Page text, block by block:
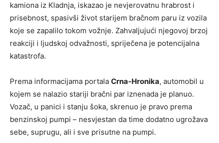
kamiona iz Kladnja, iskazao je nevjerovatnu hrabrost i
prisebnost, spasivši život starijem bračnom paru iz vozila
koje se zapalilo tokom vožnje. Zahvaljujući njegovoj brzoj
reakciji i ljudskoj odvažnosti, spriječena je potencijalna
katastrofa.
Prema informacijama portala Crna-Hronika, automobil u
kojem se nalazio stariji bračni par iznenada je planuo.
Vozač, u panici i stanju šoka, skrenuo je pravo prema
benzinskoj pumpi – nesvjestan da time dodatno ugrožava
sebe, suprugu, ali i sve prisutne na pumpi.